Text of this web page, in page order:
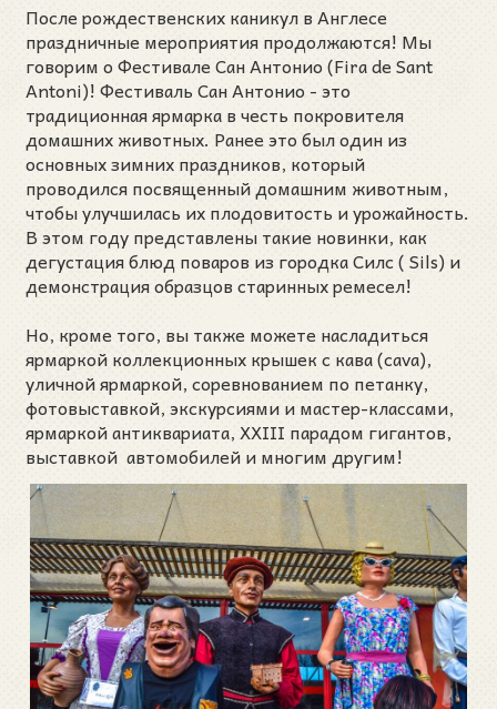
После рождественских каникул в Англесе
праздничные мероприятия продолжаются! Мы
говорим о Фестивале Сан Антонио (Fira de Sant
Antoni)! Фестиваль Сан Антонио - это
традиционная ярмарка в честь покровителя
домашних животных. Ранее это был один из
основных зимних праздников, который
проводился посвященный домашним животным,
чтобы улучшилась их плодовитость и урожайность.
В этом году представлены такие новинки, как
дегустация блюд поваров из городка Силс ( Sils) и
демонстрация образцов старинных ремесел!
Но, кроме того, вы также можете насладиться
ярмаркой коллекционных крышек с кава (cava),
уличной ярмаркой, соревнованием по петанку,
фотовыставкой, экскурсиями и мастер-классами,
ярмаркой антиквариата, XXIII парадом гигантов,
выставкой автомобилей и многим другим!